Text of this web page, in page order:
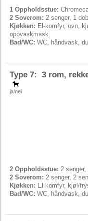
1 Oppholdsstue:
2 Soverom: 2 senger, 1
Kjøkken: El-komfyr, ovn,
oppvaskmask.
Bad/WC: WC, håndvask,
ja/nei
Type 7: 3 rom,
2 Oppholdsstue: 2
2 Soverom: 2 senger, 2
Kjøkken: El-komfyr, kjøl/
Bad/WC: WC, håndvask,